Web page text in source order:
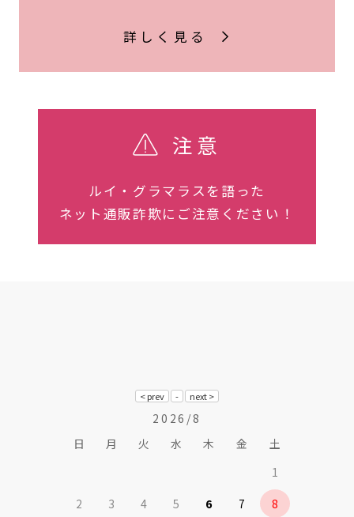
詳しく見る
注意
ルイ・グラマラスを語った
ネット通販詐欺にご注意ください！
2026/8
日
月 火 水 木 金
土
1
2
3 4 5 6 7
8